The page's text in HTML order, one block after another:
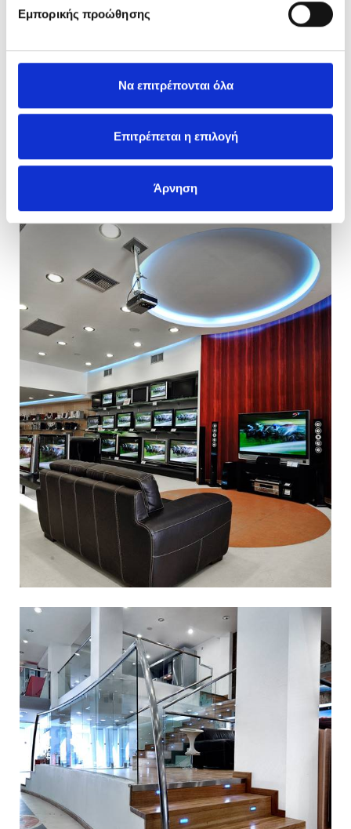
Εμπορικής προώθησης
Να επιτρέπονται όλα
Επιτρέπεται η επιλογή
Άρνηση